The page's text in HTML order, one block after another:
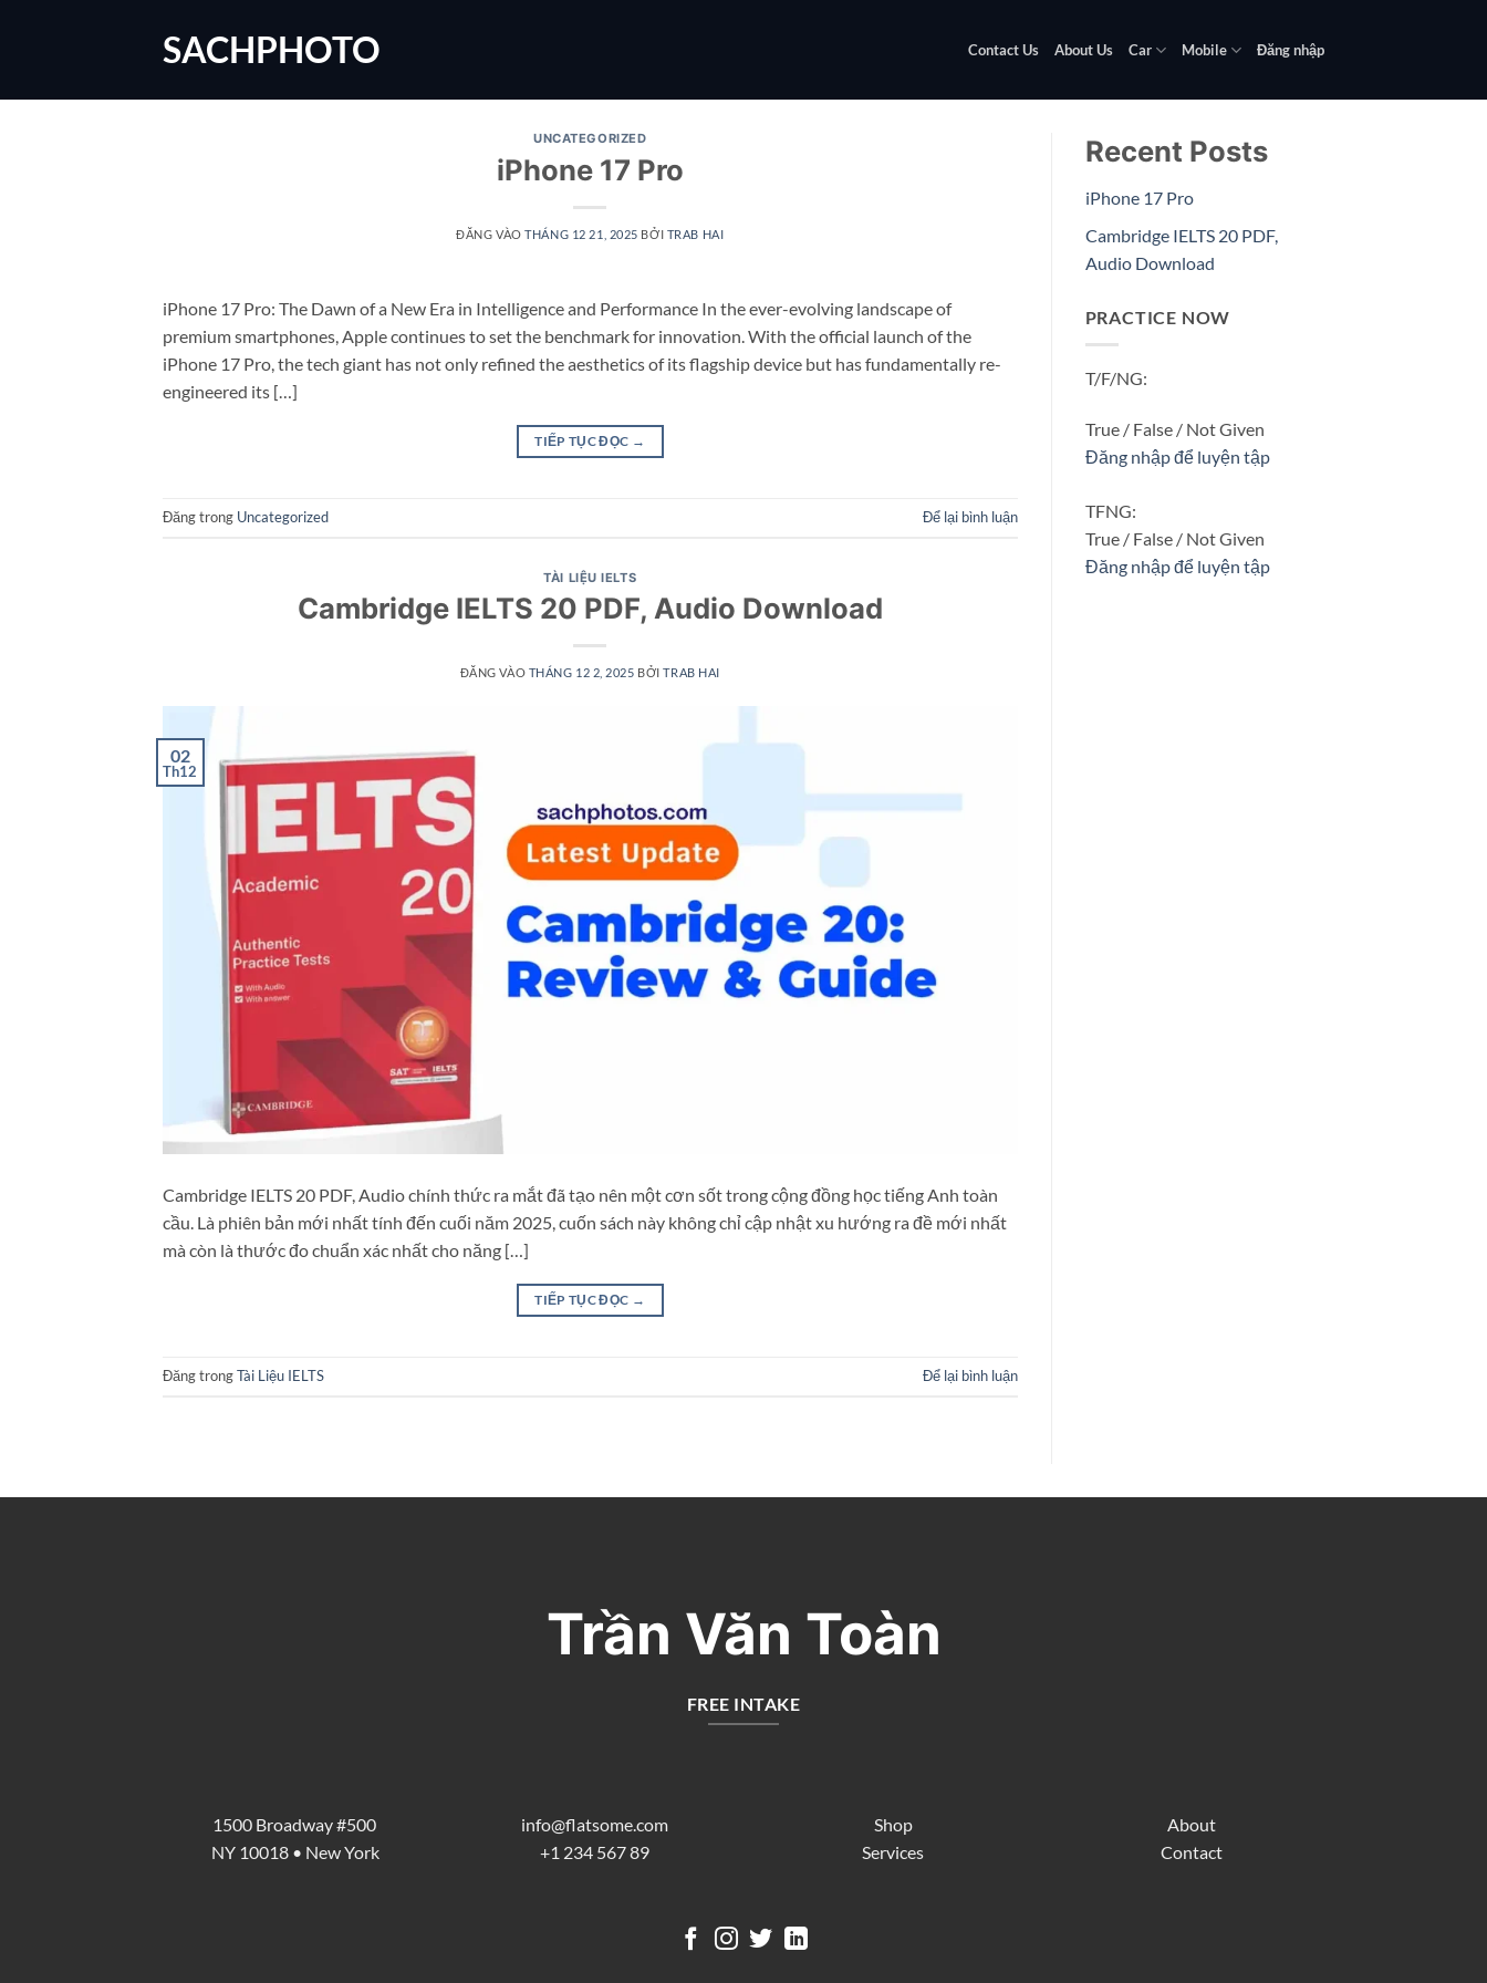
dung
SACHPHOTO Contact Us About Us Car Mobile Đăng nhập
UNCATEGORIZED
iPhone 17 Pro
ĐĂNG VÀOTHÁNG 12 21, 2025 BỞI TRAB HAI
iPhone 17 Pro: The Dawn of a New Era in Intelligence and Performance In the ever-evolving landscape of
premium smartphones, Apple continues to set the benchmark for innovation. With the official launch of the
iPhone 17 Pro, the tech giant has not only refined the aesthetics of its flagship device but has fundamentally re-
engineered its […]
TIẾP TỤC ĐỌC →
Đăng trong Uncategorized Để lại bình luận
TÀI LIỆU IELTS
Cambridge IELTS 20 PDF, Audio Download
ĐĂNG VÀO THÁNG 12 2, 2025 BỞITRAB HAI
02
Th12
Cambridge IELTS 20 PDF, Audio chính thức ra mắt đã tạo nên một cơn sốt trong cộng đồng học tiếng Anh toàn
cầu. Là phiên bản mới nhất tính đến cuối năm 2025, cuốn sách này không chỉ cập nhật xu hướng ra đề mới nhất
mà còn là thước đo chuẩn xác nhất cho năng […]
TIẾP TỤC ĐỌC →
Đăng trongTài Liệu IELTS Để lại bình luận
Recent Posts
iPhone 17 Pro
Cambridge IELTS 20 PDF,
Audio Download
PRACTICE NOW
T/F/NG:
True / False / Not Given
Đăng nhập để luyện tập
TFNG:
True / False / Not Given
Đăng nhập để luyện tập
Trần Văn Toàn
FREE INTAKE
1500 Broadway #500
NY 10018 • New York
info@flatsome.com
+1 234 567 89
Shop
Services
About
Contact